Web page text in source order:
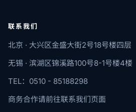
联系我们
北京 · 大兴区金盛大街2号18号楼四层
无锡 · 滨湖区锦溪路100号8-1号楼4楼
TEL：0510 - 85188298
商务合作请前往联系我们页面